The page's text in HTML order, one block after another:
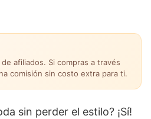
afiliados. Si compras a través
comisión sin costo extra para ti.
sin perder el estilo? ¡Sí!